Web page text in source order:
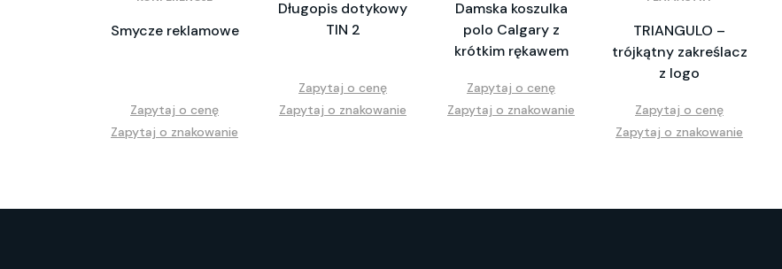
Smycze reklamowe
Zapytaj o cenę
Zapytaj o znakowanie
Długopis dotykowy
TIN 2
Zapytaj o cenę
Zapytaj o znakowanie
Damska koszulka
polo Calgary z
krótkim rękawem
Zapytaj o cenę
Zapytaj o znakowanie
TRIANGULO –
trójkątny zakreślacz
z logo
Zapytaj o cenę
Zapytaj o znakowanie